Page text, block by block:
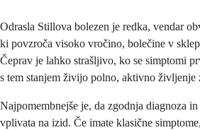
Odrasla Stillova bolezen je redka, vendar
ki povzroča visoko vročino, bolečine v
Čeprav je lahko strašljivo, ko se simptomi
s tem stanjem živijo polno, aktivno življenje
Najpomembnejše je, da zgodnja diagnoza
vplivata na izid. Če imate klasične